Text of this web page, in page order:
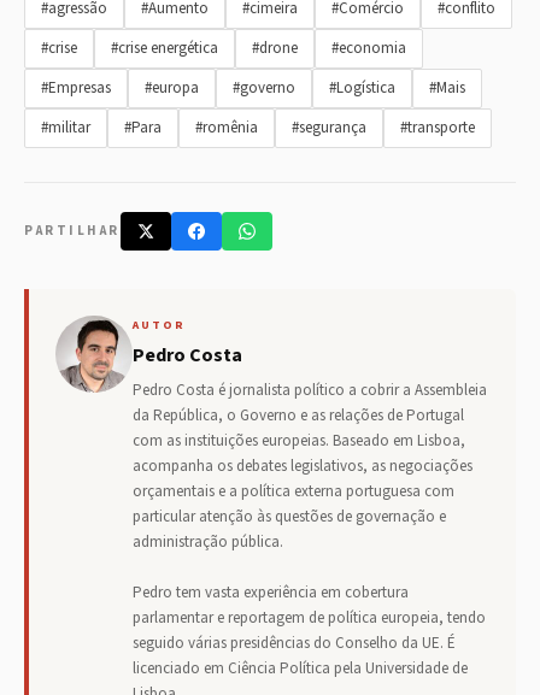
#agressão #Aumento #cimeira #Comércio
#conflito
#crise
#crise energética #drone
#economia
#Empresas
#europa #governo #Logística
#Mais
#militar
#Para #romênia #segurança #transporte
PARTILHAR
AUTOR
Pedro Costa
Pedro Costa é jornalista político a cobrir a Assembleia
da República, o Governo e as relações de Portugal
com as instituições europeias. Baseado em Lisboa,
acompanha os debates legislativos, as negociações
orçamentais e a política externa portuguesa com
particular atenção às questões de governação e
administração pública.
Pedro tem vasta experiência em cobertura
parlamentar e reportagem de política europeia, tendo
seguido várias presidências do Conselho da UE. É
licenciado em Ciência Política pela Universidade de